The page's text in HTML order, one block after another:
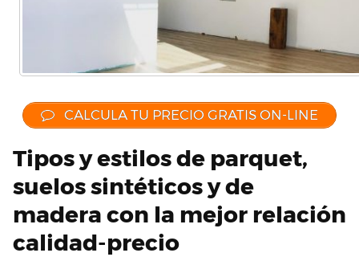
CALCULA TU PRECIO GRATIS ON-LINE
Tipos y estilos de parquet,
suelos sintéticos y de
madera con la mejor relación
calidad-precio